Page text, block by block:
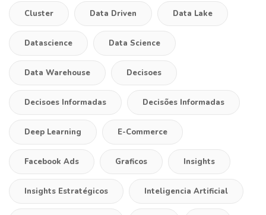
Cluster Data Driven Data Lake
Datascience Data Science
Data Warehouse Decisoes
Decisoes Informadas Decisões Informadas
Deep Learning E-Commerce
Facebook Ads Graficos Insights
Insights Estratégicos Inteligencia Artificial